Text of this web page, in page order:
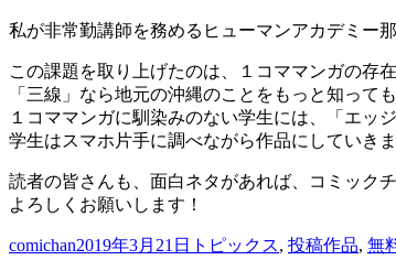
私が非常勤講師を務めるヒューマンアカデミー
この課題を取り上げたのは、１コママンガの存
「三線」なら地元の沖縄のことをもっと知って
１コママンガに馴染みのない学生には、「エッ
学生はスマホ片手に調べながら作品にしていきま
読者の皆さんも、面白ネタがあれば、コミック
よろしくお願いします！
投
comichan投
2019年3月21日 カ
トピックス, 投稿作品, 無